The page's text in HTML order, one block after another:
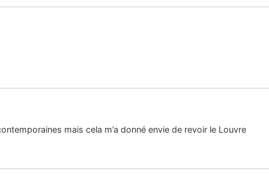
mais cela m’a donné envie de revoir le Louvre